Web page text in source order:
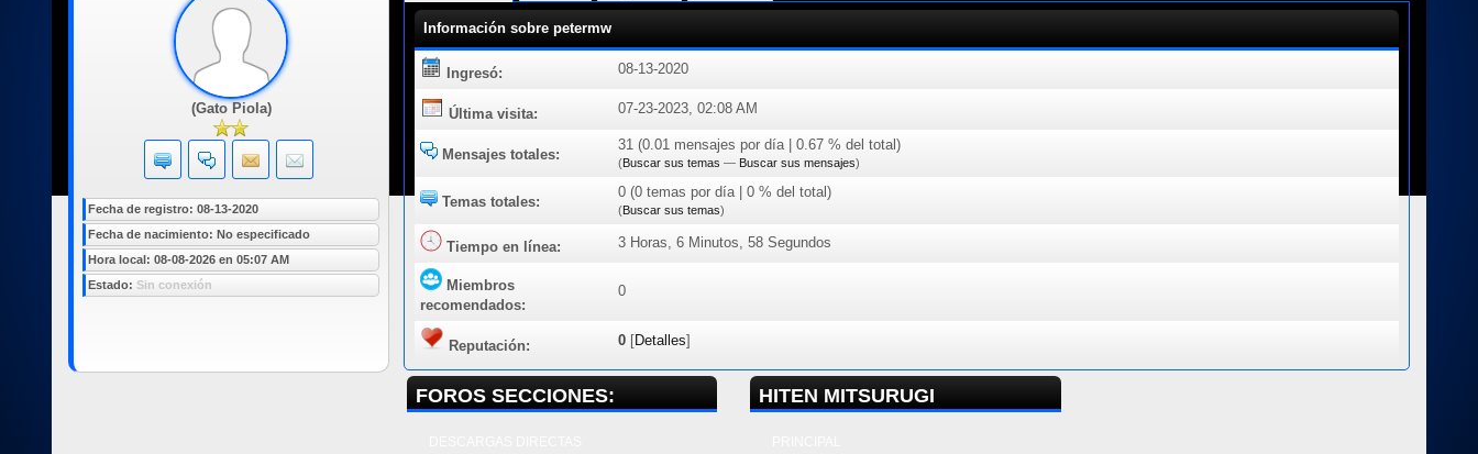
(Gato Piola)
Fecha de registro: 08-13-2020
Fecha de nacimiento: No especificado
Hora local: 08-08-2026 en 05:07 AM
Estado:Sin conexión
Información sobre petermw
Ingresó: 08-13-2020
Última visita: 07-23-2023, 02:08 AM
Mensajes totales:
31 (0.01 mensajes por día | 0.67 % del total)
(Buscar sus temas — Buscar sus mensajes)
Temas totales:
0 (0 temas por día | 0 % del total)
(Buscar sus temas)
Tiempo en línea: 3 Horas, 6 Minutos, 58 Segundos
Miembros
recomendados:
0
Reputación: 0 [Detalles]
FOROS SECCIONES: HITEN MITSURUGI